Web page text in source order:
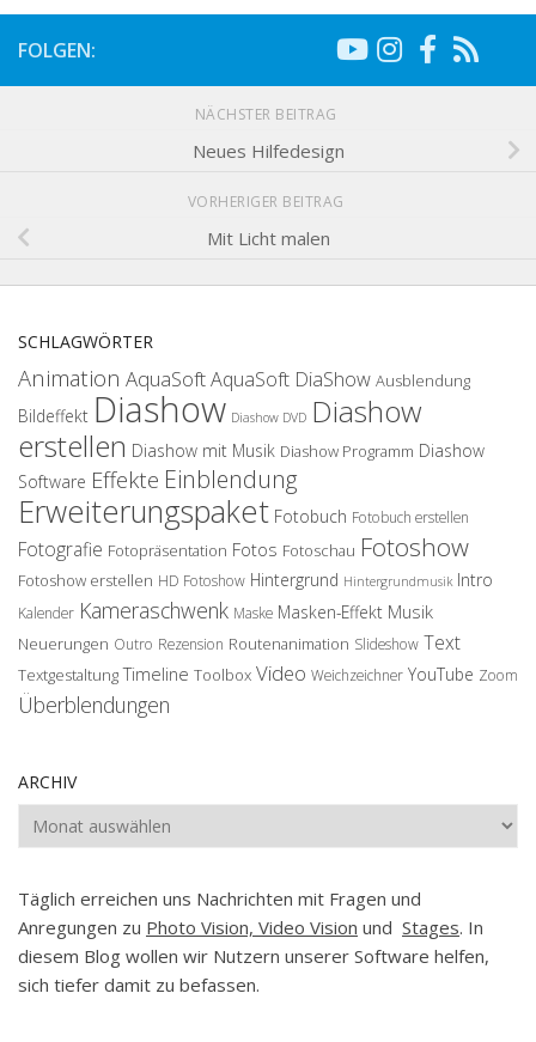
FOLGEN:
NÄCHSTER BEITRAG
Neues Hilfedesign
VORHERIGER BEITRAG
Mit Licht malen
SCHLAGWÖRTER
Animation AquaSoftAquaSoft DiaShow Ausblendung
Bildeffekt Diashow Diashow DVD Diashow
erstellen Diashow mit Musik Diashow Programm Diashow
Software Effekte Einblendung
Erweiterungspaket Fotobuch Fotobuch erstellen
Fotografie Fotopräsentation Fotos Fotoschau Fotoshow
Fotoshow erstellen HD Fotoshow Hintergrund Hintergrundmusik Intro
Kalender Kameraschwenk Maske Masken-Effekt Musik
Neuerungen Outro Rezension Routenanimation Slideshow Text
Textgestaltung Timeline Toolbox Video Weichzeichner YouTube Zoom
Überblendungen
ARCHIV
Archiv
Täglich erreichen uns Nachrichten mit Fragen und
Anregungen zu Photo Vision, Video Vision und Stages. In
diesem Blog wollen wir Nutzern unserer Software helfen,
sich tiefer damit zu befassen.